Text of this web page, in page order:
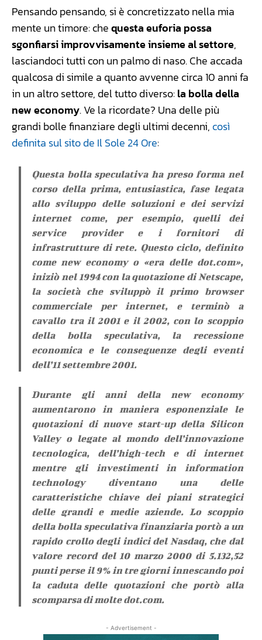
Pensando pensando, si è concretizzato nella mia
mente un timore: chequesta euforia possa
sgonfiarsi improvvisamente insieme al settore,
lasciandoci tutti con un palmo di naso. Che accada
qualcosa di simile a quanto avvenne circa 10 anni fa
in un altro settore, del tutto diverso:la bolla della
new economy. Ve la ricordate? Una delle più
grandi bolle finanziare degli ultimi decenni, così
definita sul sito de Il Sole 24 Ore:
Questa bolla speculativa ha preso forma nel
corso della prima, entusiastica, fase legata
allo sviluppo delle soluzioni e dei servizi
internet come, per esempio, quelli dei
service provider e i fornitori di
infrastrutture di rete. Questo ciclo, definito
come new economy o «era delle dot.com»,
iniziò nel 1994 con la quotazione di Netscape,
la società che sviluppò il primo browser
commerciale per internet, e terminò a
cavallo tra il 2001 e il 2002, con lo scoppio
della bolla speculativa, la recessione
economica e le conseguenze degli eventi
dell’11 settembre 2001.
Durante gli anni della new economy
aumentarono in maniera esponenziale le
quotazioni di nuove start-up della Silicon
Valley o legate al mondo dell’innovazione
tecnologica, dell’high-tech e di internet
mentre gli investimenti in information
technology diventano una delle
caratteristiche chiave dei piani strategici
delle grandi e medie aziende. Lo scoppio
della bolla speculativa finanziaria portò a un
rapido crollo degli indici del Nasdaq, che dal
valore record del 10 marzo 2000 di 5.132,52
punti perse il 9% in tre giorni innescando poi
la caduta delle quotazioni che portò alla
scomparsa di molte dot.com.
- Advertisement -